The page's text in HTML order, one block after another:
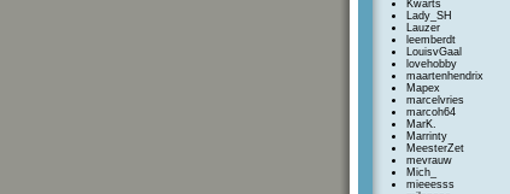
Kwarts
Lady_SH
Lauzer
leemberdt
LouisvGaal
lovehobby
maartenhendrix
Mapex
marcelvries
marcoh64
MarK.
Marrinty
MeesterZet
mevrauw
Mich_
mieeesss